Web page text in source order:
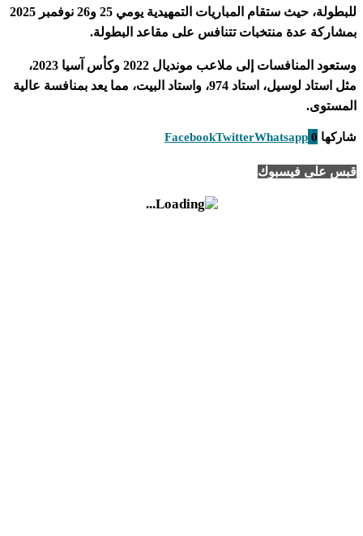
للبطولة، حيث ستقام المباريات التمهيدية يومي 25 و26 نوفمبر 2025
عدة منتخبات تتنافس على مقاعد البطولة.
وستعود المنافسات إلى ملاعب مونديال 2022 وكأس آسيا 2023،
مثل استاد لوسيل، استاد 974، واستاد البيت، مما يعد بمنافسة عالية
FacebookTwitterWhatsapp
فيسبوك